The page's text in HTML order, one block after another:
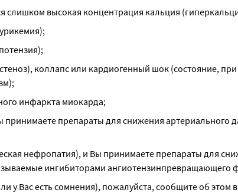
слишком высокая концентрация кальция
коллапс или кардиогенный шок (состояние,
инфаркта миокарда;
препараты для снижения артериального
нефропатия), и Вы принимаете препараты для
ингибиторами ангиотензинпревращающего
у Вас есть сомнения), пожалуйста, сообщите об этом